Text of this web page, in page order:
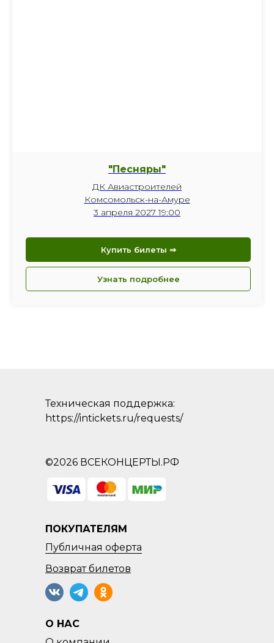
"Песняры"
ДК Авиастроителей
Комсомольск-на-Амуре
3 апреля 2027 19:00
Купить билеты ⇒
Узнать подробнее
Техническая поддержка:
https://intickets.ru/requests/
©2026 ВСЕКОНЦЕРТЫ.РФ
ПОКУПАТЕЛЯМ
Публичная оферта
О НАС
Возвратбилетов